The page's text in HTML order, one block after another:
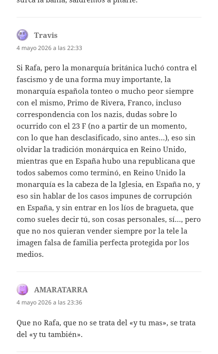
Travis
4 mayo 2026 a las 22:33
Si Rafa, pero la monarquía británica luchó contra el
fascismo y de una forma muy importante, la
monarquía española tonteo o mucho peor siempre
con el mismo, Primo de Rivera, Franco, incluso
correspondencia con los nazis, dudas sobre lo
ocurrido con el 23 F (no a partir de un momento,
con lo que han desclasificado, sino antes…), eso sin
olvidar la tradición monárquica en Reino Unido,
mientras que en España hubo una republicana que
todos sabemos como terminó, en Reino Unido la
monarquía es la cabeza de la Iglesia, en España no, y
eso sin hablar de los casos impunes de corrupción
en España, y sin entrar en los líos de bragueta, que
como sueles decir tú, son cosas personales, sí…, pero
que no nos quieran vender siempre por la tele la
imagen falsa de familia perfecta protegida por los
medios.
AMARATARRAdice:
4 mayo 2026 a las 23:36
Que no Rafa, que no se trata del «y tu mas», se trata
del «y tu también».